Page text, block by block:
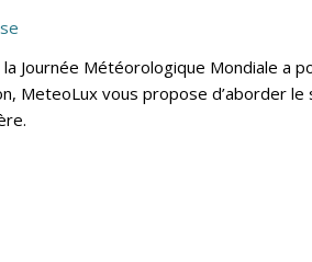
Journée Météorologique Mondiale a
MeteoLux vous propose d’aborder